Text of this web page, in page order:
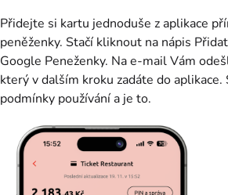
Přidejte si kartu jednoduše z aplikace
peněženky. Stačí kliknout na nápis
Google Peneženky. Na e-mail Vám
který v dalším kroku zadáte do
podmínky používání a je to.